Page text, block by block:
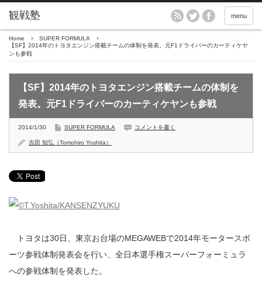
menu
Home
SUPER FORMULA
【SF】2014年のトヨタエンジン搭載チームの体制を発表。元F1ドライバーのカーティケヤ
ンも参戦
【SF】2014年のトヨタエンジン搭載チームの体制を
発表。元F1ドライバーのカーティケヤンも参戦
2014/1/30 SUPER FORMULA コメントを書く
吉田 知弘（Tomohiro Yoshita）
トヨタは30日、東京お台場のMEGAWEBで2014年モータースポ
ーツ参戦体制発表会を行い、全日本選手権スーパーフォーミュラ
への参戦体制を発表した。